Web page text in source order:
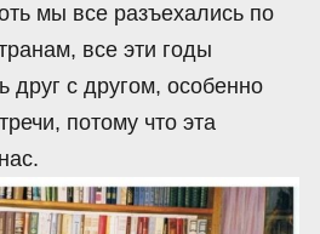
мы все разъехались по
все эти годы
друг с другом, особенно
потому что эта